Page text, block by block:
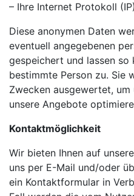
– Ihre Internet Protokoll
Diese anonymen Daten
eventuell angegebenen
gespeichert und lassen so
bestimmte Person zu. Sie
Zwecken ausgewertet,
unsere Angebote
Kontaktmöglichkeit
Wir bieten Ihnen auf
uns per E-Mail und/oder
ein Kontaktformular in